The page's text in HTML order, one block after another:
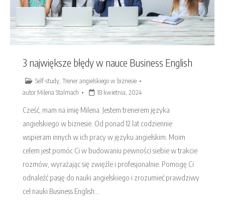
3 największe błędy w nauce Business English
Self-study, Trener angielskiego w biznesie
autor Milena Stalmach 18 kwietnia, 2024
Cześć, mam na imię Milena. Jestem trenerem języka
angielskiego w biznesie. Od ponad 12 lat codziennie
wspieram innych w ich pracy w języku angielskim. Moim
celem jest pomóc Ci w budowaniu pewności siebie w trakcie
rozmów, wyrażając się zwięźle i profesjonalnie. Pomogę Ci
odnaleźć pasję do nauki angielskiego i zrozumieć prawdziwy
cel nauki Business English.…